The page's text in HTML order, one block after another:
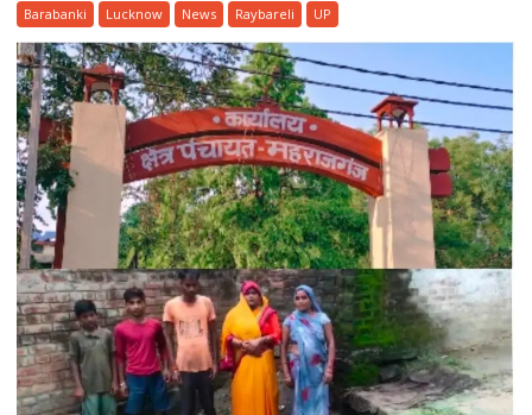
पहले
ही
बदहाल
हुआ
बछरावां
रेलवे
स्टेशन,
पहली
बारिश
में
खुली
निर्माण
गुणवत्ता
पोल
Barabanki Lucknow News Raybareli UP